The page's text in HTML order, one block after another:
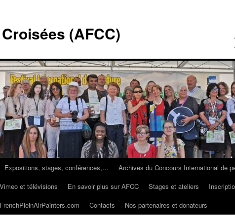
(AFCC)
Expositions, stages, conférences,…
Archives du Concours International de
et télévisions En savoir plus sur AFCC Stages et ateliers
FrenchPleinAirPainters.com Contacts Nos partenaires et donateurs